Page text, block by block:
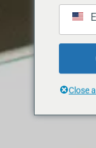
Close